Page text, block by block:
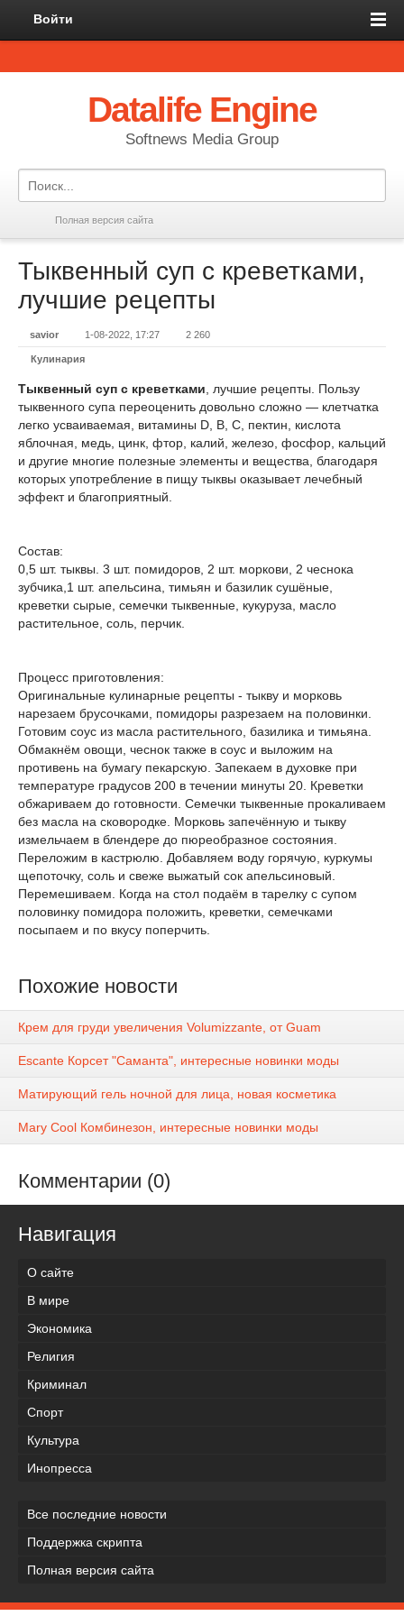
Войти
Datalife Engine
Softnews Media Group
Полная версия сайта
Тыквенный суп с креветками,
лучшие рецепты
savior 1-08-2022, 17:27 2 260
Кулинария
Тыквенный суп с креветками , лучшие рецепты. Пользу
тыквенного супа переоценить довольно сложно — клетчатка
легко усваиваемая, витамины D, B, C, пектин, кислота
яблочная, медь, цинк, фтор, калий, железо, фосфор, кальций
и другие многие полезные элементы и вещества, благодаря
которых употребление в пищу тыквы оказывает лечебный
эффект и благоприятный.
Состав:
0,5 шт. тыквы. 3 шт. помидоров, 2 шт. моркови, 2 чеснока
зубчика,1 шт. апельсина, тимьян и базилик сушёные,
креветки сырые, семечки тыквенные, кукуруза, масло
растительное, соль, перчик.
Процесс приготовления:
Оригинальные кулинарные рецепты - тыкву и морковь
нарезаем брусочками, помидоры разрезаем на половинки.
Готовим соус из масла растительного, базилика и тимьяна.
Обмакнём овощи, чеснок также в соус и выложим на
противень на бумагу пекарскую. Запекаем в духовке при
температуре градусов 200 в течении минуты 20. Креветки
обжариваем до готовности. Семечки тыквенные прокаливаем
без масла на сковородке. Морковь запечённую и тыкву
измельчаем в блендере до пюреобразное состояния.
Переложим в кастрюлю. Добавляем воду горячую, куркумы
щепоточку, соль и свеже выжатый сок апельсиновый.
Перемешиваем. Когда на стол подаём в тарелку с супом
половинку помидора положить, креветки, семечками
посыпаем и по вкусу поперчить.
Похожие новости
Крем для груди увеличения Volumizzante, от Guam
Escante Корсет "Саманта", интересные новинки моды
Матирующий гель ночной для лица, новая косметика
Mary Cool Комбинезон, интересные новинки моды
Комментарии (0)
Навигация
О сайте
В мире
Экономика
Религия
Криминал
Спорт
Культура
Инопресса
Все последние новости
Поддержка скрипта
Полная версия сайта